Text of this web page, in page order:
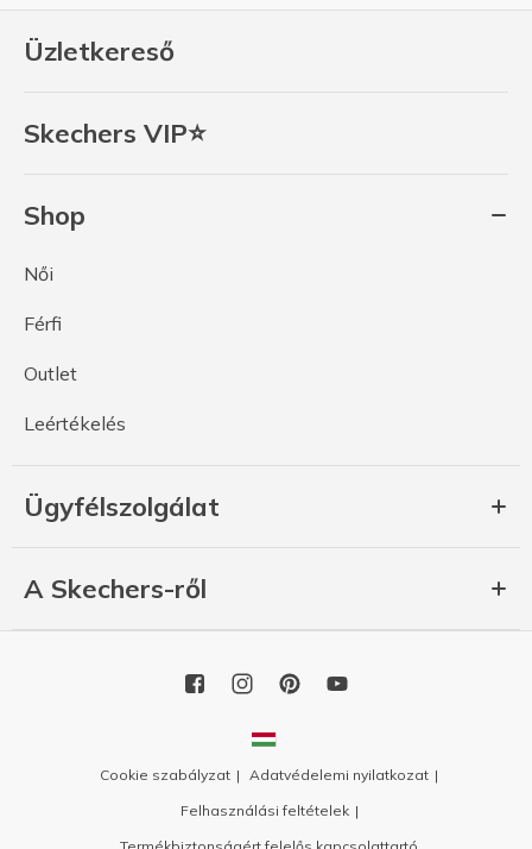
Üzletkereső
Skechers VIP⭐
Shop
Női
Férfi
Outlet
Leértékelés
Ügyfélszolgálat
A Skechers-ről
Cookie szabályzat
Adatvédelemi nyilatkozat
Felhasználási feltételek